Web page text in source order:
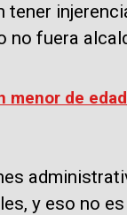
tener
no fuera
menor de
y eso no